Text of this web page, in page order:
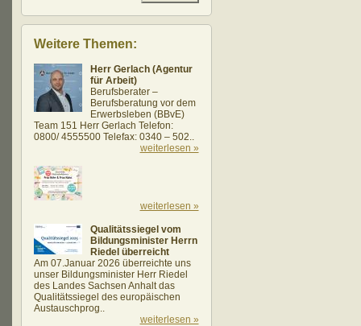
Weitere Themen:
Herr Gerlach (Agentur
für Arbeit)
Berufsberater –
Berufsberatung vor dem
Erwerbsleben (BBvE)
Team 151 Herr Gerlach Telefon:
0800/ 4555500 Telefax: 0340 – 502..
weiterlesen »
weiterlesen »
Qualitätssiegel vom
Bildungsminister Herrn
Riedel überreicht
Am 07.Januar 2026 überreichte uns
unser Bildungsminister Herr Riedel
des Landes Sachsen Anhalt das
Qualitätssiegel des europäischen
Austauschprog..
weiterlesen »